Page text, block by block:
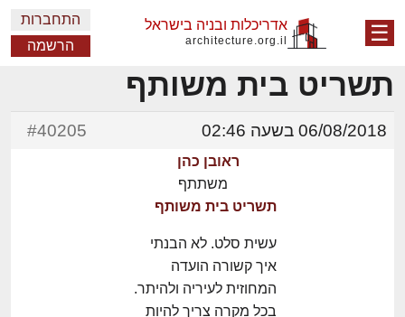
☰ אדריכלות ובניה בישראל
architecture.org.il
התחברות
הרשמה
תשריט בית משותף
06/08/2018 בשעה 02:46 #40205
ראובן כהן
משתתף
תשריט בית משותף
עשית סלט. לא הבנתי
איך קשורה הועדה
המחוזית לעיריה ולהיתר.
בכל מקרה צריך להיות